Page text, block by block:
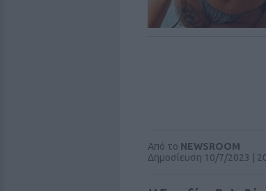
Από το NEWSROOM
Δημοσίευση 10/7/2023 |